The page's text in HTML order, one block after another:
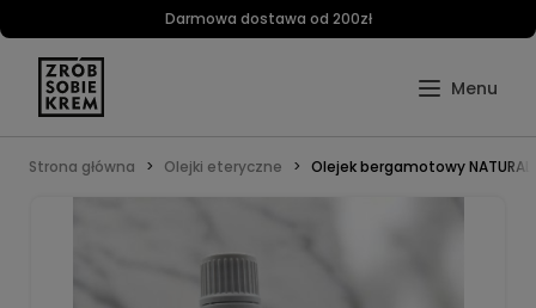
Darmowa dostawa od 200zł
Strona główna Olejki eteryczne Olejek bergamotowy